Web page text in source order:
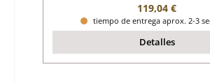
Precio normal:
119,04 €
tiempo de entrega aprox. 2-3
Detalles